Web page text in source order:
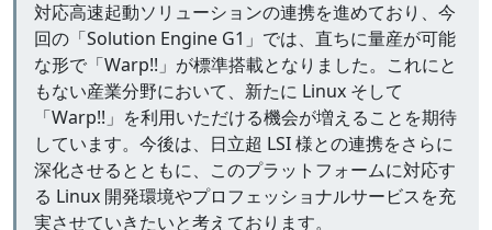
対応高速起動ソリューションの連携を進めており、今
回の「Solution Engine G1」では、直ちに量産が可能
な形で「Warp!!」が標準搭載となりました。これにと
もない産業分野において、新たに Linux そして
「Warp!!」を利用いただける機会が増えることを期待
しています。今後は、日立超 LSI 様との連携をさらに
深化させるとともに、このプラットフォームに対応す
る Linux 開発環境やプロフェッショナルサービスを充
実させていきたいと考えております。